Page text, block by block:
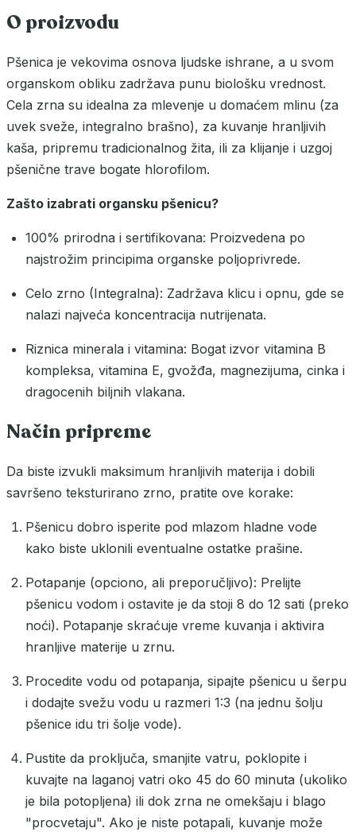
O proizvodu
Pšenica je vekovima osnova ljudske ishrane, a u svom
organskom obliku zadržava punu biološku vrednost.
Cela zrna su idealna za mlevenje u domaćem mlinu (za
uvek sveže, integralno brašno), za kuvanje hranljivih
kaša, pripremu tradicionalnog žita, ili za klijanje i uzgoj
pšenične trave bogate hlorofilom.
Zašto izabrati organsku pšenicu?
100% prirodna i sertifikovana: Proizvedena po
najstrožim principima organske poljoprivrede.
Celo zrno (Integralna): Zadržava klicu i opnu, gde se
nalazi najveća koncentracija nutrijenata.
Riznica minerala i vitamina: Bogat izvor vitamina B
kompleksa, vitamina E, gvožđa, magnezijuma, cinka i
dragocenih biljnih vlakana.
Način pripreme
Da biste izvukli maksimum hranljivih materija i dobili
savršeno teksturirano zrno, pratite ove korake:
Pšenicu dobro isperite pod mlazom hladne vode
kako biste uklonili eventualne ostatke prašine.
Potapanje (opciono, ali preporučljivo): Prelijte
pšenicu vodom i ostavite je da stoji 8 do 12 sati (preko
noći). Potapanje skraćuje vreme kuvanja i aktivira
hranljive materije u zrnu.
Procedite vodu od potapanja, sipajte pšenicu u šerpu
i dodajte svežu vodu u razmeri 1:3 (na jednu šolju
pšenice idu tri šolje vode).
Pustite da proključa, smanjite vatru, poklopite i
kuvajte na laganoj vatri oko 45 do 60 minuta (ukoliko
je bila potopljena) ili dok zrna ne omekšaju i blago
"procvetaju". Ako je niste potapali, kuvanje može